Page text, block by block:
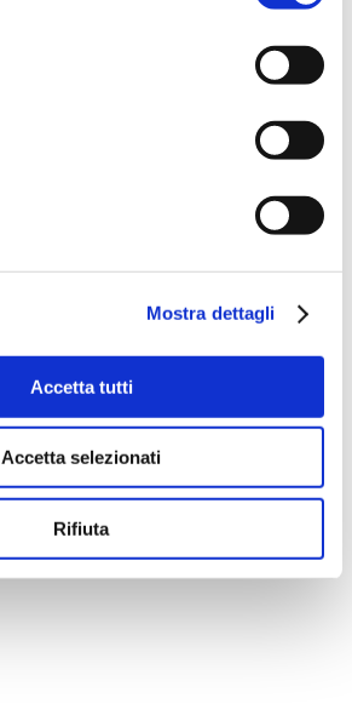
Mostra dettagli
Accetta tutti
Accetta selezionati
Rifiuta